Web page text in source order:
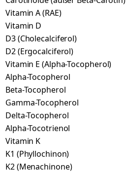
Vitamin A (RAE)
Vitamin D
D3 (Cholecalciferol)
D2 (Ergocalciferol)
Vitamin E (Alpha-Tocopherol)
Alpha-Tocopherol
Beta-Tocopherol
Gamma-Tocopherol
Delta-Tocopherol
Alpha-Tocotrienol
Vitamin K
K1 (Phyllochinon)
K2 (Menachinone)